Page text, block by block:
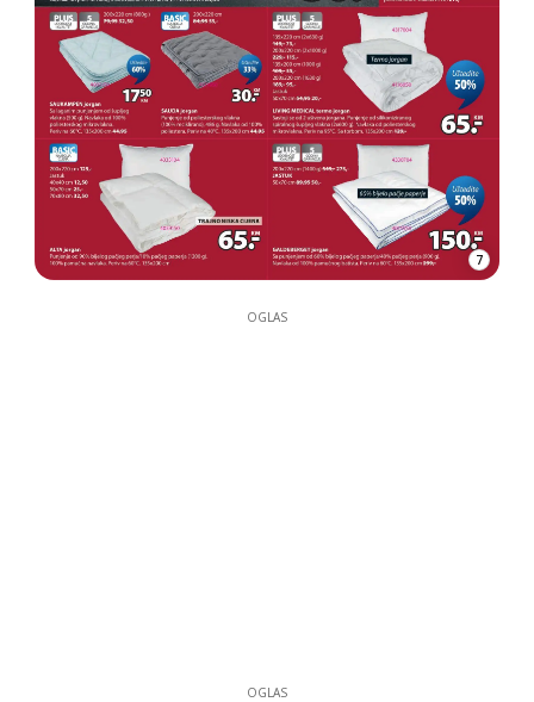
7
OGLAS
OGLAS